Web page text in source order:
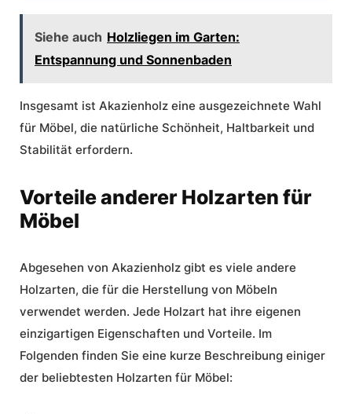
Siehe auch Holzliegen im Garten:
Entspannung und Sonnenbaden
Insgesamt ist Akazienholz eine ausgezeichnete Wahl
für Möbel, die natürliche Schönheit, Haltbarkeit und
Stabilität erfordern.
Vorteile anderer Holzarten für
Möbel
Abgesehen von Akazienholz gibt es viele andere
Holzarten, die für die Herstellung von Möbeln
verwendet werden. Jede Holzart hat ihre eigenen
einzigartigen Eigenschaften und Vorteile. Im
Folgenden finden Sie eine kurze Beschreibung einiger
der beliebtesten Holzarten für Möbel: